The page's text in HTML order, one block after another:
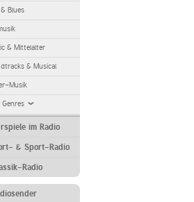
Blues
& Mittelalter
& Musical
Musik
Genres
im Radio
& Sport-Radio
Radio